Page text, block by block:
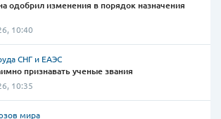
одобрил изменения в порядок назначения
10:40
СНГ и ЕАЭС
признавать ученые звания
10:35
мира